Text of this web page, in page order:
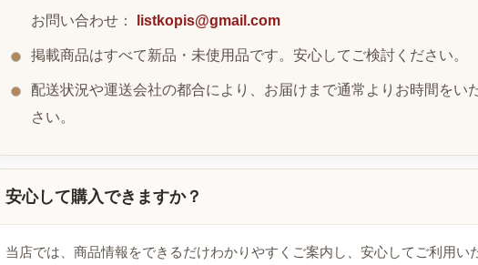
お問い合わせ： listkopis@gmail.com
掲載商品はすべて新品・未使用品です。安心してご検討ください。
配送状況や運送会社の都合により、お届けまで通常よりお時間を
さい。
安心して購入できますか？
当店では、商品情報をできるだけわかりやすくご案内し、安心してご利用